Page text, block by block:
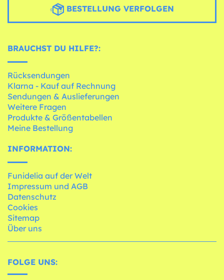
BESTELLUNG VERFOLGEN
BRAUCHST DU HILFE?:
Rücksendungen
Klarna - Kauf auf Rechnung
Sendungen & Auslieferungen
Weitere Fragen
Produkte & Größentabellen
Meine Bestellung
INFORMATION:
Funidelia auf der Welt
Impressum und AGB
Datenschutz
Cookies
Sitemap
Über uns
FOLGE UNS: